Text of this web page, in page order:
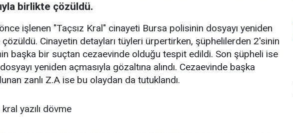
birlikte çözüldü.
işlenen "Taçsız Kral" cinayeti Bursa polisinin dosyayı yeniden
çözüldü. Cinayetin detayları tüyleri ürpertirken, şüphelilerden 2'sinin
başka bir suçtan cezaevinde olduğu tespit edildi. Son şüpheli ise
yeniden açmasıyla gözaltına alındı. Cezaevinde başka
zanlı Z.A ise bu olaydan da tutuklandı.
yazılı dövme